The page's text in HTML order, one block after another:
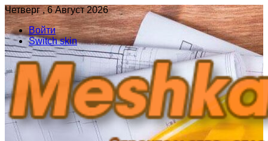
Четверг , 6 Август 2026
Войти
Switch skin